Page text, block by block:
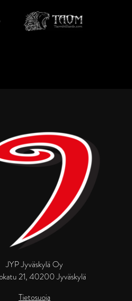
JYP Jyväskylä Oy
21, 40200 Jyväskylä
Tietosuoja